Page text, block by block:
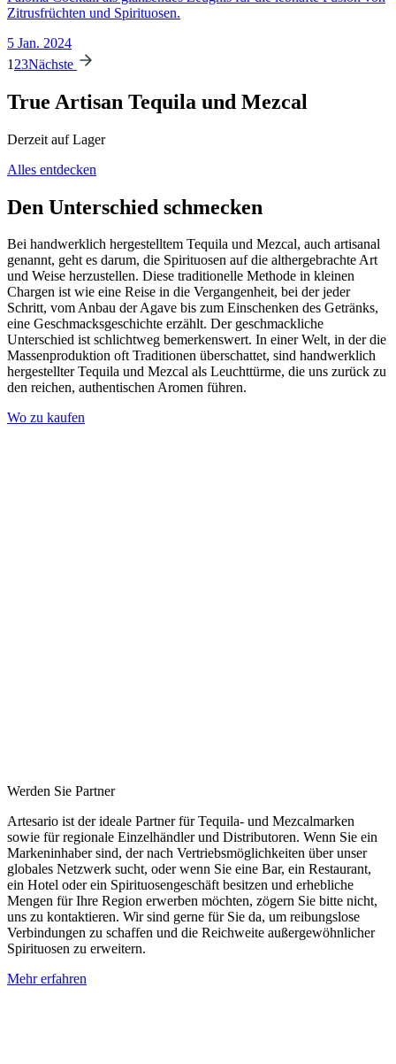
Zitrusfrüchten und Spirituosen.
5 Jan. 2024
1 23Nächste
True Artisan Tequila und Mezcal
Derzeit auf Lager
Alles entdecken
Den Unterschied schmecken
Bei handwerklich hergestelltem Tequila und Mezcal, auch artisanal
genannt, geht es darum, die Spirituosen auf die althergebrachte Art
und Weise herzustellen. Diese traditionelle Methode in kleinen
Chargen ist wie eine Reise in die Vergangenheit, bei der jeder
Schritt, vom Anbau der Agave bis zum Einschenken des Getränks,
eine Geschmacksgeschichte erzählt. Der geschmackliche
Unterschied ist schlichtweg bemerkenswert. In einer Welt, in der die
Massenproduktion oft Traditionen überschattet, sind handwerklich
hergestellter Tequila und Mezcal als Leuchttürme, die uns zurück zu
den reichen, authentischen Aromen führen.
Wo zu kaufen
Werden Sie Partner
Artesario ist der ideale Partner für Tequila- und Mezcalmarken
sowie für regionale Einzelhändler und Distributoren. Wenn Sie ein
Markeninhaber sind, der nach Vertriebsmöglichkeiten über unser
globales Netzwerk sucht, oder wenn Sie eine Bar, ein Restaurant,
ein Hotel oder ein Spirituosengeschäft besitzen und erhebliche
Mengen für Ihre Region erwerben möchten, zögern Sie bitte nicht,
uns zu kontaktieren. Wir sind gerne für Sie da, um reibungslose
Verbindungen zu schaffen und die Reichweite außergewöhnlicher
Spirituosen zu erweitern.
Mehr erfahren